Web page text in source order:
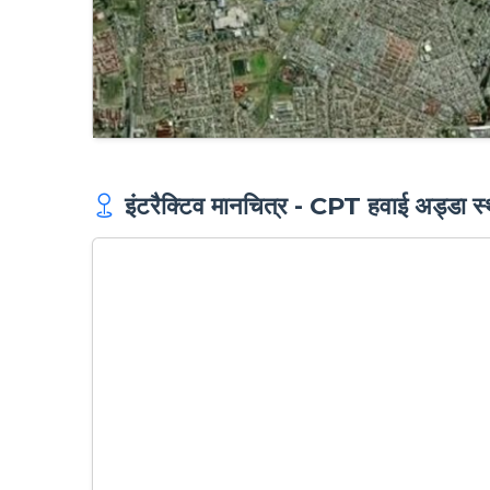
इंटरैक्टिव मानचित्र - CPT हवाई अड्डा